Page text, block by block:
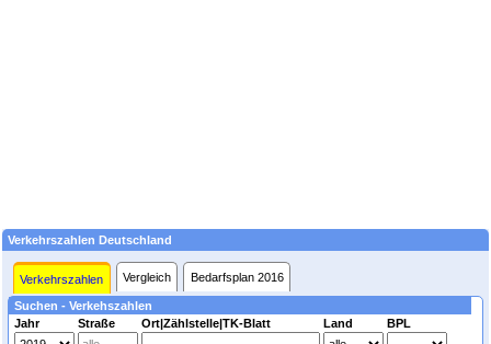
Verkehrszahlen Deutschland
Verkehrszahlen Vergleich Bedarfsplan 2016
Suchen - Verkehszahlen
Jahr
Straße Ort|Zählstelle|TK-Blatt Land BPL